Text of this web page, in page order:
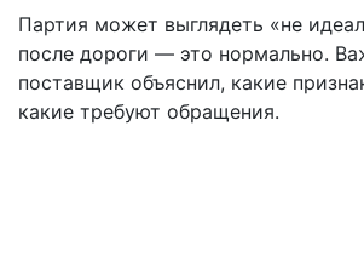
Партия может выглядеть «не
после дороги — это нормально.
поставщик объяснил, какие
какие требуют обращения.